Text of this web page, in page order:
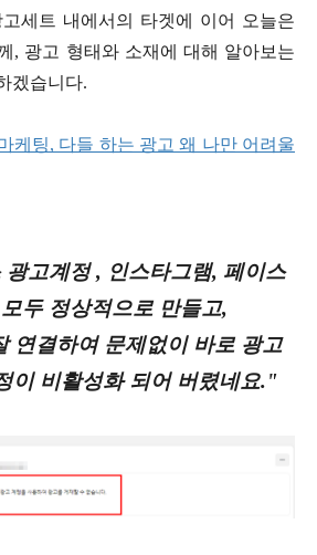
세트 내에서의 타겟에 이어 오늘은
, 광고 형태와 소재에 대해 알아보는
겠습니다.
케팅, 다들 하는 광고 왜 나만 어려울
광고계정 , 인스타그램, 페이스
두 정상적으로 만들고,
연결하여 문제없이 바로 광고
이 비활성화 되어 버렸네요."